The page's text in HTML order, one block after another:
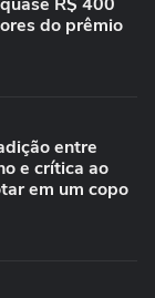
do prêmio
entre
e crítica ao
em um copo